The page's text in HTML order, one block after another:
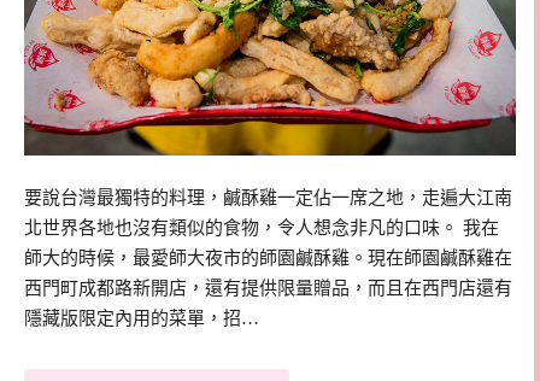
要說台灣最獨特的料理，鹹酥雞一定佔一席之地，走遍大江南
北世界各地也沒有類似的食物，令人想念非凡的口味。 我在
師大的時候，最愛師大夜市的師園鹹酥雞。現在師園鹹酥雞在
西門町成都路新開店，還有提供限量贈品，而且在西門店還有
隱藏版限定內用的菜單，招…